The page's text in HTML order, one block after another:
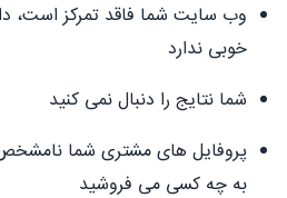
وب سایت شما فاقد تمرکز است،
خوبی ندارد
شما نتایج را دنبال نمی کنید
پروفایل های مشتری شما
به چه کسی می فروشید